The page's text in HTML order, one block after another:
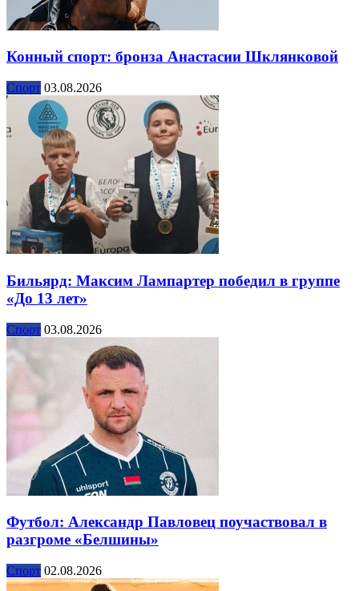
Конный спорт: бронза Анастасии Шклянковой
Спорт 03.08.2026
Бильярд: Максим Лампартер победил в группе
«До 13 лет»
Спорт 03.08.2026
Футбол: Александр Павловец поучаствовал в
разгроме «Белшины»
Спорт 02.08.2026